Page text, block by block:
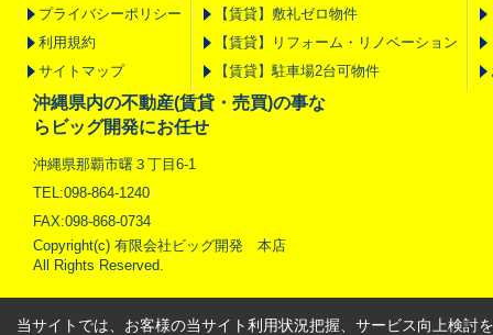
プライバシーポリシー
利用規約
サイトマップ
【賃貸】敷礼ゼロ物件
【賃貸】リフォーム・リノベーション
【賃貸】駐車場2台可物件
沖縄県内の不動産(賃貸・売買)の事な
らビッグ開発にお任せ
沖縄県那覇市曙３丁目6-1
TEL:098-864-1240
FAX:098-868-0734
Copyright(c) 有限会社ビッグ開発 本店
All Rights Reserved.
当サイトでは、お客様の当サイト利用状況把握、サービス向上検討